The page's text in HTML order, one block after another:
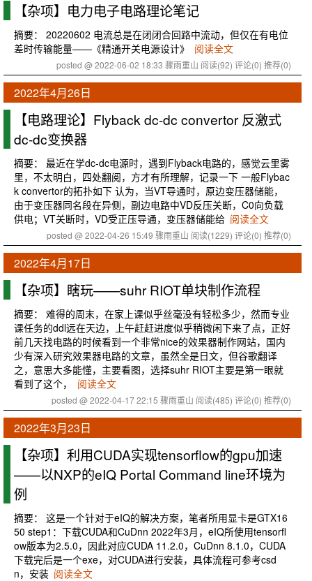
【杂项】电力电子电路理论笔记
摘要： 20220602 电流总是在闭闭合回路中流动，但仅在有电位
差时传输能量——《精通开关电源设计》
阅读全文
posted @ 2022-06-02 18:33 骤雨重山 阅读(92) 评论(0) 推荐(0)
2022年4月26日
【电路理论】Flyback dc-dc convertor 反激式
dc-dc变换器
摘要： 最近在学dc-dc电源时，遇到Flyback电路的，感觉云里雾
里，不太明白，四处翻阅，方才有所理解，记录一下 一般Flybac
k convertor的拓扑如下 认为，当VT导通时，原边变压器储能，
由于变压器同名段在异侧，副边电路中VD反压关断，C0向负载
供电；VT关断时，VD受正压导通，变压器储能给 阅读全文
posted @ 2022-04-26 15:49 骤雨重山 阅读(1229) 评论(0) 推荐(0)
2022年4月17日
【杂项】瞎玩——suhr RIOT单块制作流程
摘要： 难得的周末，在家上课似乎丝毫没有轻松多少，然而专业
课任务的ddl远在天边，上午赶赶进度似乎稍微闲下来了点，正好
前几天找电路的时候看到一个非常nice的效果器制作网站，国内
少有深入研究效果器电路的文章，虽然全是日文，但谷歌翻译
之，意思大多能懂，主要看图，选择suhr RIOT主要是第一眼就
看到了这个，
阅读全文
posted @ 2022-04-17 22:15 骤雨重山 阅读(485) 评论(0) 推荐(0)
2022年3月23日
【杂项】利用CUDA实现tensorflow的gpu加速
——以NXP的eIQ Portal Command line环境为
例
摘要： 这是一个针对于eIQ的解决方案，笔者所用显卡是GTX16
50 step1：下载CUDA和CuDnn 2022年3月，eIQ所使用tensorfl
ow版本为2.5.0，因此对应CUDA 11.2.0，CuDnn 8.1.0，CUDA
下载完后是一个exe，对CUDA进行安装，具体流程可参考csd
n，安装 阅读全文